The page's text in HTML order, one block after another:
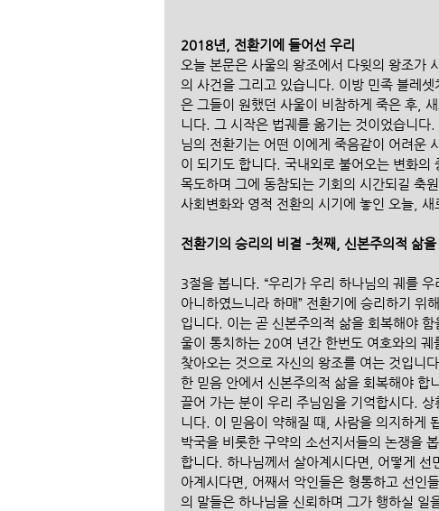
2018년, 전환기에 들어선 우리
오늘 본문은 사울의 왕조에서 다윗의 왕조가
의 사건을 그리고 있습니다. 이방 민족 블레
은 그들이 원했던 사울이 비참하게 죽은 후,
니다. 그 시작은 법궤를 옮기는 것이었습니
님의 전환기는 어떤 이에게 죽음같이 어려운
이 되기도 합니다. 국내외로 불어오는 변화
목도하며 그에 동참되는 기회의 시간되길 축
사회변화와 영적 전환의 시기에 놓인 오늘, 새
전환기의 승리의 비결 –첫째, 신본주의적 삶을
3절을 봅니다. “우리가 우리 하나님의 궤를
아니하였느니라 하매” 전환기에 승리하기 위
입니다. 이는 곧 신본주의적 삶을 회복해야
울이 통치하는 20여 년간 한번도 여호와의
찾아오는 것으로 자신의 왕조를 여는 것입니
한 믿음 안에서 신본주의적 삶을 회복해야 합
끌어 가는 분이 우리 주님임을 기억합시다.
니다. 이 믿음이 약해질 때, 사람을 의지하게
박국을 비롯한 구약의 소선지서들의 논쟁을
합니다. 하나님께서 살아계시다면, 어떻게
아계시다면, 어째서 악인들은 형통하고 선인
의 말들은 하나님을 신뢰하며 그가 행하실 일